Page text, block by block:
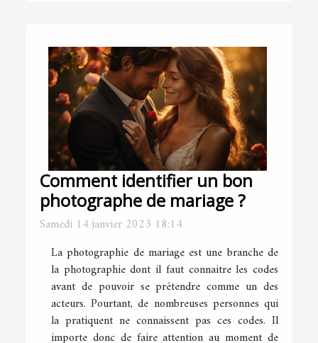
Comment identifier un bon
photographe de mariage ?
Samedi 14 janvier 2023 18:14
La photographie de mariage est une branche de
la photographie dont il faut connaitre les codes
avant de pouvoir se prétendre comme un des
acteurs. Pourtant, de nombreuses personnes qui
la pratiquent ne connaissent pas ces codes. Il
importe donc de faire attention au moment de